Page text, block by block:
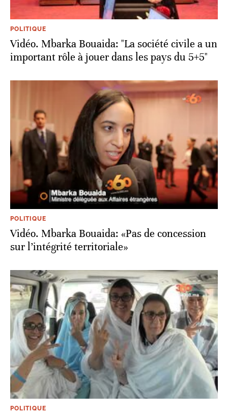
POLITIQUE
Vidéo. Mbarka Bouaida: "La société civile a un
important rôle à jouer dans les pays du 5+5"
POLITIQUE
Vidéo. Mbarka Bouaida: «Pas de concession
sur l’intégrité territoriale»
POLITIQUE